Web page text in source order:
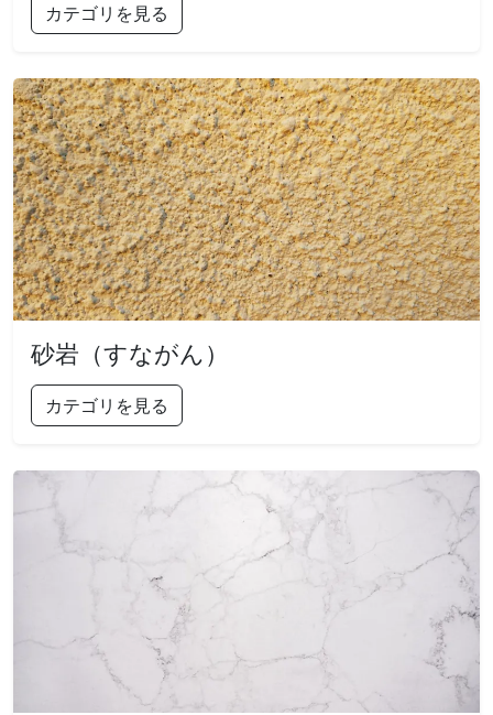
カテゴリを見る
砂岩（すながん）
カテゴリを見る